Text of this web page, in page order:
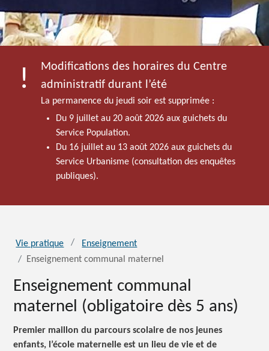
Modifications des horaires du Centre
administratif durant l’été
La permanence du jeudi soir est supprimée :
Du 9 juillet au 20 août 2026 aux guichets du
Service Population.
Du 16 juillet au 13 août 2026 aux guichets du
Service Urbanisme (consultation des enquêtes
publiques).
Vie pratique
Enseignement
Enseignement communal maternel
Enseignement communal
maternel (obligatoire dès 5 ans)
Premier maillon du parcours scolaire de nos jeunes
enfants, l’école maternelle est un lieu de vie et de